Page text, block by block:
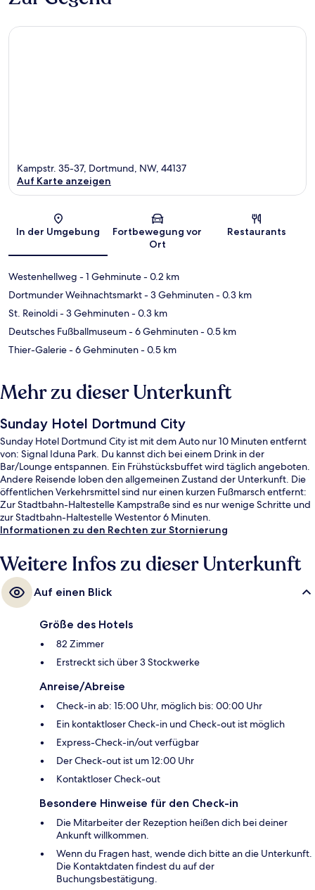
Karte
Kampstr. 35-37, Dortmund, NW, 44137
Auf Karte anzeigen
In der Umgebung
Fortbewegung vor
Ort
Restaurants
Westenhellweg - 1 Gehminute- 0.2 km
Dortmunder Weihnachtsmarkt- 3 Gehminuten- 0.3 km
St. Reinoldi- 3 Gehminuten- 0.3 km
Deutsches Fußballmuseum- 6 Gehminuten- 0.5 km
Thier-Galerie- 6 Gehminuten- 0.5 km
Mehr zu dieser Unterkunft
Sunday Hotel Dortmund City
Sunday Hotel Dortmund City ist mit dem Auto nur 10 Minuten entfernt
von: Signal Iduna Park. Du kannst dich bei einem Drink in der
Bar/Lounge entspannen. Ein Frühstücksbuffet wird täglich angeboten.
Andere Reisende loben den allgemeinen Zustand der Unterkunft. Die
öffentlichen Verkehrsmittel sind nur einen kurzen Fußmarsch entfernt:
Zur Stadtbahn-Haltestelle Kampstraße sind es nur wenige Schritte und
zur Stadtbahn-Haltestelle Westentor 6 Minuten.
Informationen zu den Rechten zur Stornierung
Weitere Infos zu dieser Unterkunft
Auf einen Blick
Größe des Hotels
82 Zimmer
Erstreckt sich über 3 Stockwerke
Anreise/Abreise
Check-in ab: 15:00 Uhr, möglich bis: 00:00 Uhr
Ein kontaktloser Check-in und Check-out ist möglich
Express-Check-in/out verfügbar
Der Check-out ist um 12:00 Uhr
Kontaktloser Check-out
Besondere Hinweise für den Check-in
Die Mitarbeiter der Rezeption heißen dich bei deiner
Ankunft willkommen.
Wenn du Fragen hast, wende dich bitte an die Unterkunft.
Die Kontaktdaten findest du auf der
Buchungsbestätigung.